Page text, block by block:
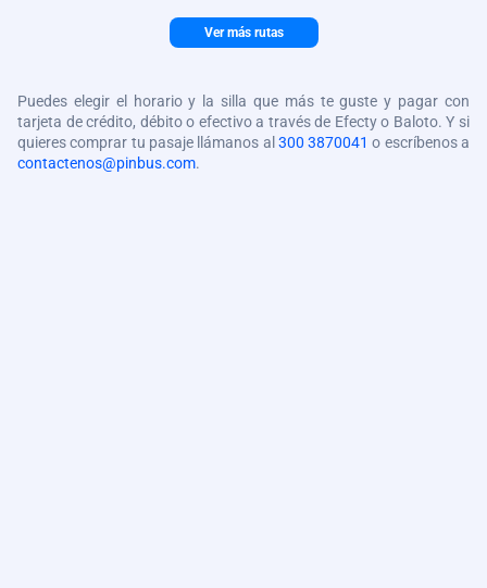
Ver más rutas
Puedes elegir el horario y la silla que más te guste y pagar con
tarjeta de crédito, débito o efectivo a través de Efecty o Baloto. Y si
quieres comprar tu pasaje llámanos al 300 3870041 o escríbenos a
contactenos@pinbus.com.